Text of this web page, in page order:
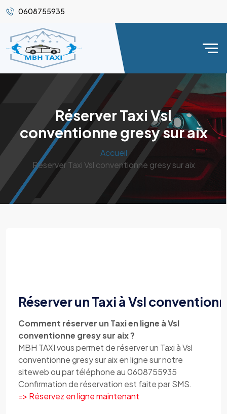
0608755935
Réserver Taxi Vsl
conventionne gresy sur aix
Accueil
Réserver Taxi Vsl conventionne gresy sur aix
Réserver un Taxi à Vsl
Comment réserver un Taxi en ligne à Vsl
conventionne gresy sur aix ?
MBH TAXI vous permet de réserver un Taxi à Vsl
conventionne gresy sur aix en ligne sur notre
siteweb ou par téléphone au 0608755935
Confirmation de réservation est faite par SMS.
=> Réservez en ligne maintenant